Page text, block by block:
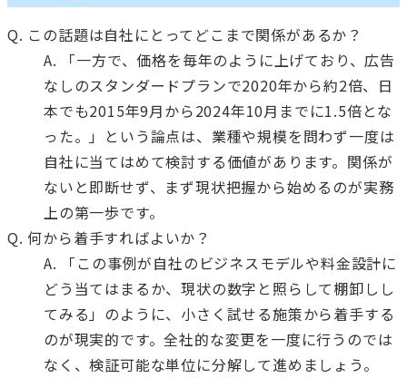
Q. この話題は自社にとってどこまで関係があるか？
A. 「一方で、価格を毎年のように上げており、広告
なしのスタンダードプランで2020年から約2倍、日
本でも2015年9月から2024年10月までに1.5倍とな
った。」という論点は、業種や規模を問わず一度は
自社に当てはめて検討する価値があります。関係が
ないと即断せず、まず現状把握から始めるのが実務
上の第一歩です。
Q. 何から着手すればよいか？
A. 「この事例が自社のビジネスモデルや料金設計に
どう当てはまるか、現状の数字と照らして棚卸しし
てみる」のように、小さく試せる施策から着手する
のが現実的です。全社的な変更を一度に行うのでは
なく、検証可能な単位に分解して進めましょう。